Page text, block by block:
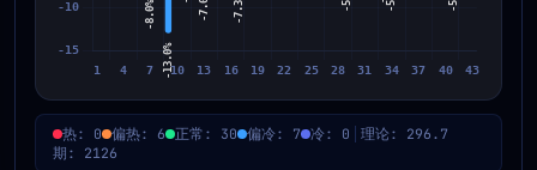
热: 0 偏热: 6 正常: 30 偏冷: 7 冷: 0
理论: 296.7
期: 2126